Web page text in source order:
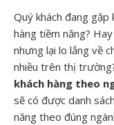
Quý khách đang gặp
hàng tiềm năng?
nhưng lại lo lắng về
nhiều trên thị
khách hàng theo
sẽ có được danh
năng theo đúng